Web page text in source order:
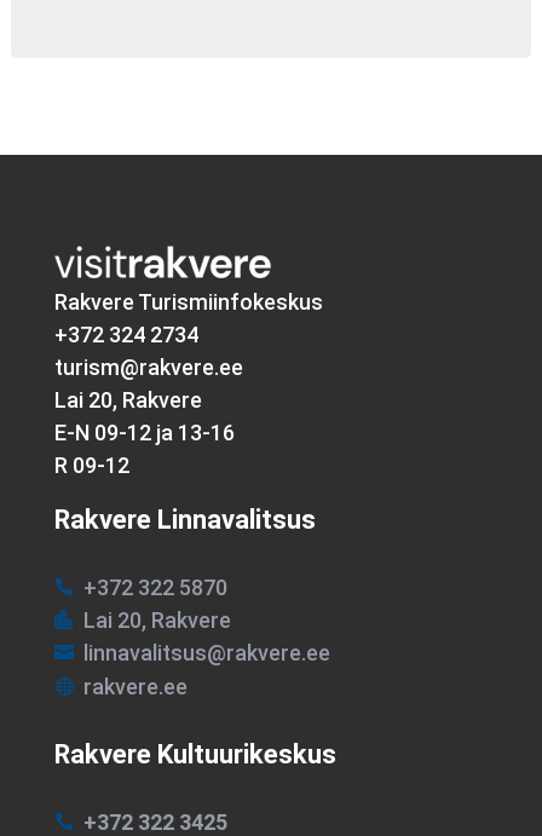
Rakvere Turismiinfokeskus
+372 324 2734
turism@rakvere.ee
Lai 20, Rakvere
E-N 09-12 ja 13-16
R 09-12
Rakvere Linnavalitsus
 +372 322 5870
 Lai 20, Rakvere
 linnavalitsus@rakvere.ee
 rakvere.ee
Rakvere Kultuurikeskus
 +372 322 3425